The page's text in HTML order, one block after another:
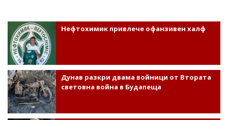
Нефтохимик привлече офанзивен халф
Дунав разкри двама войници от Втората
световна война в Будапеща